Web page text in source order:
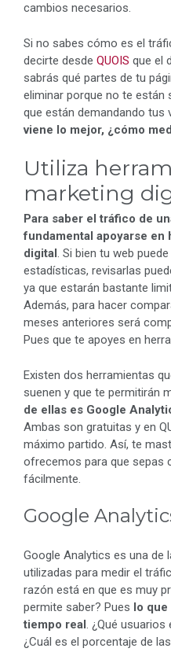
cambios necesarios.
Si no sabes cómo es el
decirte desde QUOIS que el
sabrás qué partes de tu
eliminar porque no te están
que están demandando tus
viene lo mejor, ¿cómo
Utiliza
marketing
Para saber el tráfico de
fundamental apoyarse en
digital. Si bien tu web
estadísticas, revisarlas
ya que estarán bastante
Además, para hacer
meses anteriores será
Pues que te apoyes en
Existen dos herramientas
suenen y que te permitirán
de ellas es Google
Ambas son gratuitas y en
máximo partido. Así, te
ofrecemos para que sepas
fácilmente.
Google
Google Analytics es una de
utilizadas para medir el
razón está en que es muy
permite saber? Pues lo que
tiempo real. ¿Qué usuarios
¿Cuál es el porcentaje de